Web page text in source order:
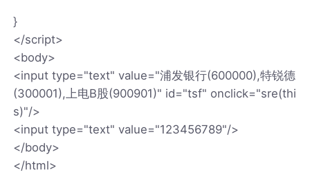
}
</script>
<body>
<input type="text" value="浦发银行(600000),特锐德
(300001),上电B股(900901)" id="tsf" onclick="sre(thi
s)"/>
<input type="text" value="123456789"/>
</body>
</html>